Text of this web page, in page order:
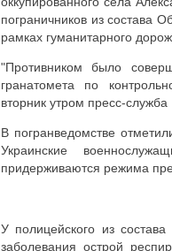
пограничников из состава
рамках гуманитарного
"Противником было
гранатомета по
вторник утром пресс-
В погранведомстве
Украинские
придерживаются режима
У полицейского из
заболевания острой